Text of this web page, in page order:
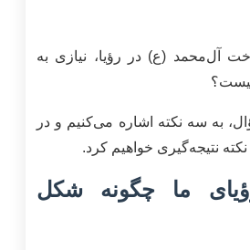
آل‌محمد (ع) در رؤیا، نیازی به
نیست؟
به سه نکته اشاره می‌کنیم و در
نکته نتیجه‌گیری خواهیم کرد.
ما چگونه شکل